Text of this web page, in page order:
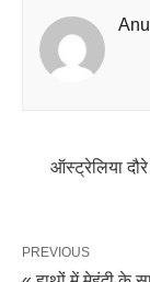
ऑस्ट्रेलिया
PREVIOUS